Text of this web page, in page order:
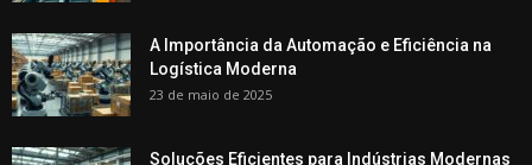
A Importância da Automação e Eficiência na
Logística Moderna
23 de maio de 2025
Soluções Eficientes para Indústrias Modernas